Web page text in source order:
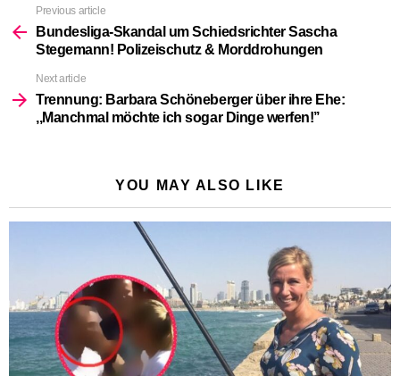
more
Previous article
Bundesliga-Skandal um Schiedsrichter Sascha
Stegemann! Polizeischutz & Morddrohungen
Next article
Trennung: Barbara Schöneberger über ihre Ehe:
,,Manchmal möchte ich sogar Dinge werfen!’’
YOU MAY ALSO LIKE